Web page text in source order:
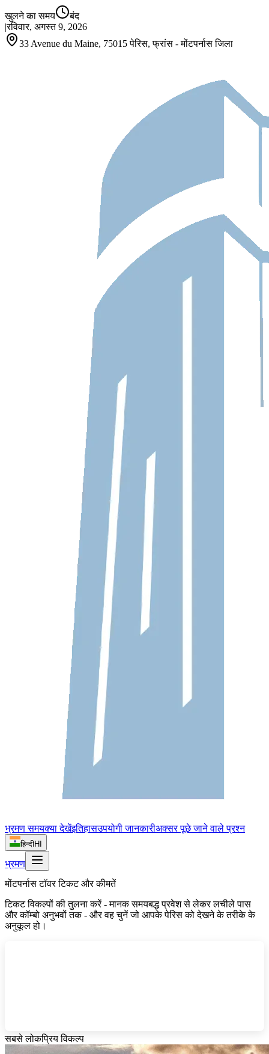
खुलने का समय
बंद
|रविवार, अगस्त 9, 2026
33 Avenue du Maine, 75015 पेरिस, फ्रांस - मोंटपर्नास जिला
भ्रमण समयक्या देखेंइतिहासउपयोगी जानकारीअक्सर पूछे जाने वाले प्रश्न
हिन्दीHI
भ्रमण
मोंटपर्नास टॉवर टिकट और कीमतें
टिकट विकल्पों की तुलना करें - मानक समयबद्ध प्रवेश से लेकर लचीले पास
और कॉम्बो अनुभवों तक - और वह चुनें जो आपके पेरिस को देखने के तरीके के
अनुकूल हो।
सबसे लोकप्रिय विकल्प